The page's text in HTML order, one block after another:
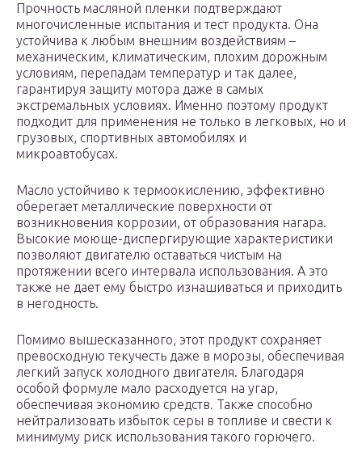
Прочность масляной пленки подтверждают
многочисленные испытания и тест продукта. Она
устойчива к любым внешним воздействиям –
механическим, климатическим, плохим дорожным
условиям, перепадам температур и так далее,
гарантируя защиту мотора даже в самых
экстремальных условиях. Именно поэтому продукт
подходит для применения не только в легковых, но и
грузовых, спортивных автомобилях и
микроавтобусах.
Масло устойчиво к термоокислению, эффективно
оберегает металлические поверхности от
возникновения коррозии, от образования нагара.
Высокие моюще-диспергирующие характеристики
позволяют двигателю оставаться чистым на
протяжении всего интервала использования. А это
также не дает ему быстро изнашиваться и приходить
в негодность.
Помимо вышесказанного, этот продукт сохраняет
превосходную текучесть даже в морозы, обеспечивая
легкий запуск холодного двигателя. Благодаря
особой формуле мало расходуется на угар,
обеспечивая экономию средств. Также способно
нейтрализовать избыток серы в топливе и свести к
минимуму риск использования такого горючего.